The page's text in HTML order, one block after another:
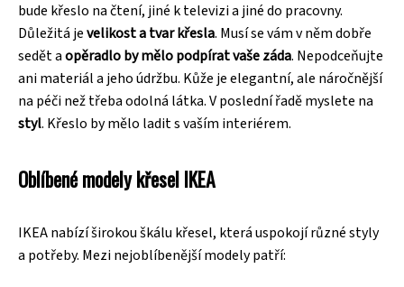
bude křeslo na čtení, jiné k televizi a jiné do pracovny.
Důležitá jevelikost a tvar křesla. Musí se vám v něm dobře
sedět aopěradlo by mělo podpírat vaše záda. Nepodceňujte
ani materiál a jeho údržbu. Kůže je elegantní, ale náročnější
na péči než třeba odolná látka. V poslední řadě myslete na
styl. Křeslo by mělo ladit s vaším interiérem.
Oblíbené modely křesel IKEA
IKEA nabízí širokou škálu křesel, která uspokojí různé styly
a potřeby. Mezi nejoblíbenější modely patří: